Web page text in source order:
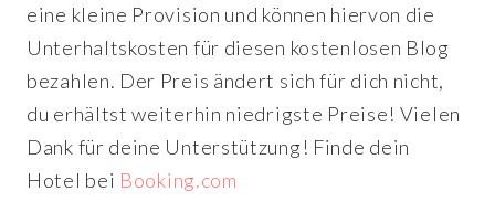
eine kleine Provision und können hiervon die
Unterhaltskosten für diesen kostenlosen Blog
bezahlen. Der Preis ändert sich für dich nicht,
du erhältst weiterhin niedrigste Preise! Vielen
Dank für deine Unterstützung! Finde dein
Hotel bei Booking.com